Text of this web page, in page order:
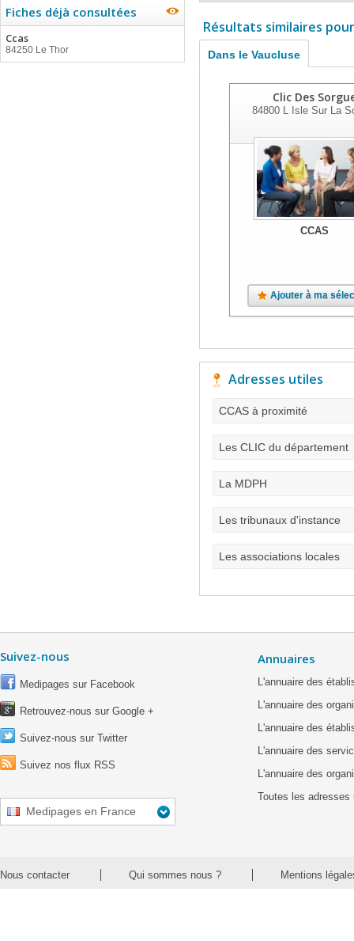
Fiches déjà consultées
Ccas
84250 Le Thor
Résultats similaires
Dans le Vaucluse
Clic Des
84800L Isle Sur La
CCAS
Ajouter à ma
Adresses utiles
CCAS à proximité
Les CLIC du département
La MDPH
Les tribunaux d'instance
Les associations locales
Suivez-nous
Medipages sur Facebook
Retrouvez-nous sur Google +
Suivez-nous sur Twitter
Suivez nos flux RSS
Medipages en France
Annuaires
L'annuaire des
L'annuaire des
L'annuaire des
L'annuaire des
L'annuaire des
Toutes les adresses
Nous contacter Qui sommes nous ? Mentions